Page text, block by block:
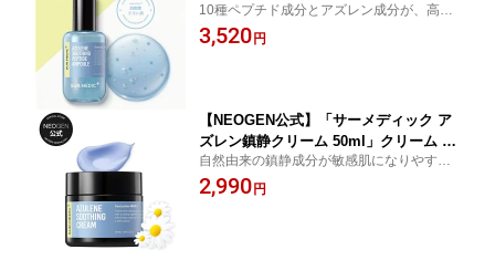
ml」美容液 アンプル スキンケア 保湿
しっとり ハリ ツヤ 弾力 ペプチド成分
10種ペプチド成分とアズレン成分が、高濃
縮されたブルーカプセルで敏感肌をすばや
く鎮静！ 高保湿セラミドカプセルでしっと
3,520円
【NEOGEN公式】「サーメディック ア
ズレン鎮静クリーム 50ml」クリーム ケ
アクリーム スキンケア 保湿 高保湿 弾
力 しっとり うるおい グアイアズレン
自然由来の鎮静成分が敏感肌になりやすい
肌を保護し、肌のストレスを緩和してくれ
る高水分鎮静クリーム☆
2,990円